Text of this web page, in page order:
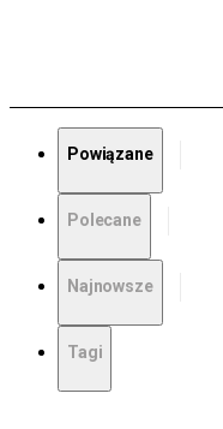
Powiązane
Polecane
Najnowsze
Tagi